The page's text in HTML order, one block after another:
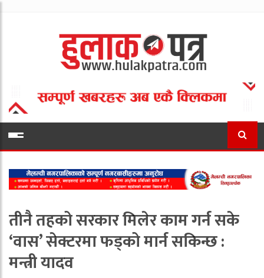
तीनै तहको सरकार मिलेर काम गर्न सके
‘वास’ सेक्टरमा फड्को मार्न सकिन्छ :
मन्त्री यादव